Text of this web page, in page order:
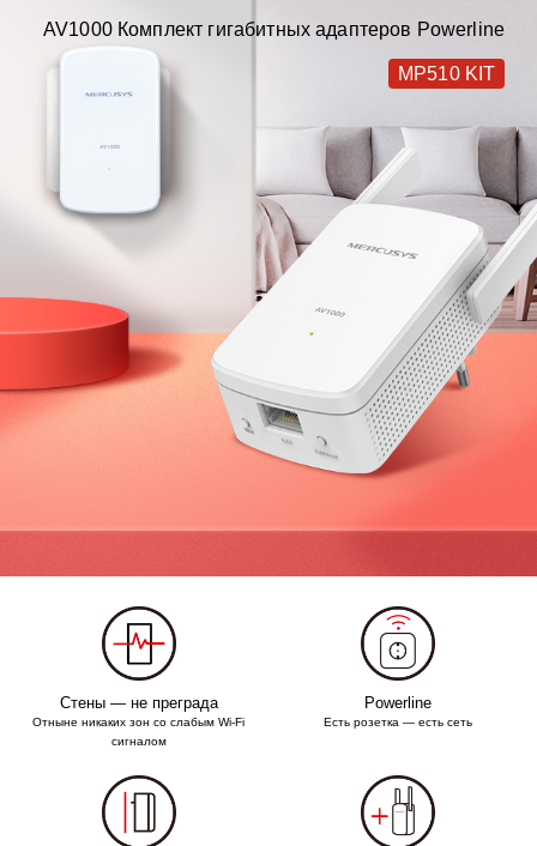
AV1000 Комплект гигабитных адаптеров Powerline
MP510 KIT
Стены — не преграда
Отныне никаких зон со слабым Wi‑Fi
сигналом
Powerline
Есть розетка — есть сеть